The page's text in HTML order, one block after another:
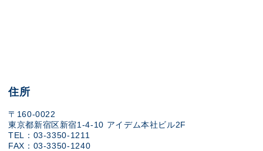
住所
〒160-0022
東京都新宿区新宿1-4-10 アイデム本社ビル2F
TEL：03-3350-1211
FAX：03-3350-1240